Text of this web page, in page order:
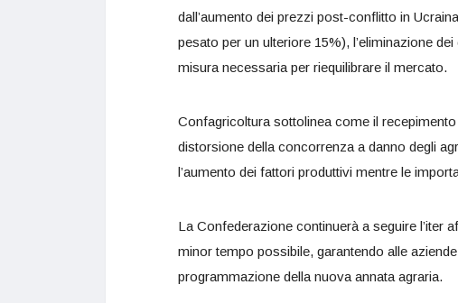
dall’aumento dei prezzi post-conflitto in
pesato per un ulteriore 15%), l’eliminazione
misura necessaria per riequilibrare il mercato.
Confagricoltura sottolinea come il
distorsione della concorrenza a danno degli
l’aumento dei fattori produttivi mentre le
La Confederazione continuerà a seguire l’iter
minor tempo possibile, garantendo alle
programmazione della nuova annata agraria.